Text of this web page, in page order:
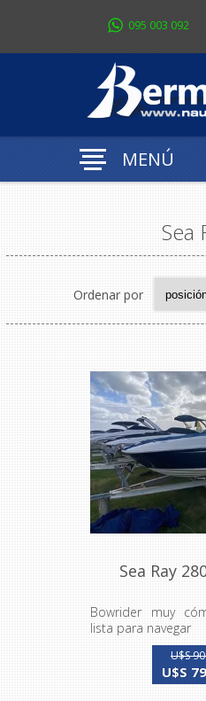
095 003 092
MENÚ
Sea
Ordenar por
Sea Ray
Bowrider muy
lista para navegar
U$S
U$S